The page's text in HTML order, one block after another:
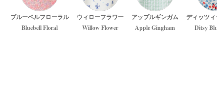
ブルーベルフローラル
Bluebell Floral
ウィローフラワー
Willow Flower
アップルギンガム
Apple Gingham
ディッツィ
Ditsy